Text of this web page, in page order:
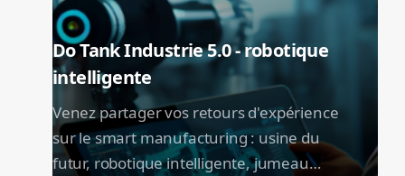
Do Tank Industrie 5.0 - robotique
intelligente
Venez partager vos retours d'expérience
sur le smart manufacturing : usine du
futur, robotique intelligente, jumeau